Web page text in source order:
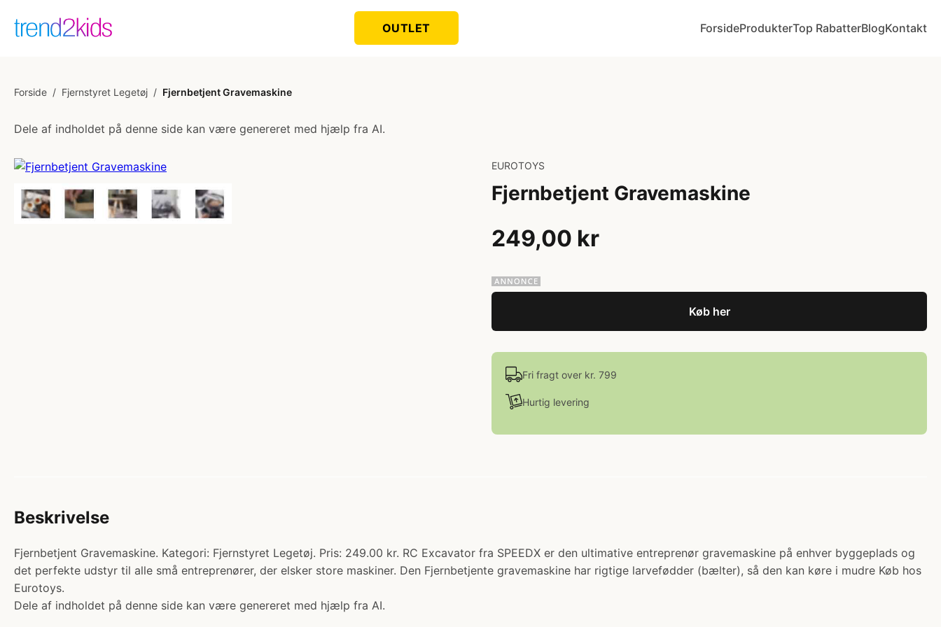
OUTLET ForsideProdukterTop RabatterBlogKontakt
Forside / Fjernstyret Legetøj / Fjernbetjent Gravemaskine
Dele af indholdet på denne side kan være genereret med hjælp fra AI.
EUROTOYS
Fjernbetjent Gravemaskine
249,00 kr
Køb her
Fri fragt over kr. 799
Hurtig levering
Beskrivelse
Fjernbetjent Gravemaskine. Kategori: Fjernstyret Legetøj. Pris: 249.00 kr. RC Excavator fra SPEEDX er den ultimative entreprenør gravemaskine på enhver byggeplads og
det perfekte udstyr til alle små entreprenører, der elsker store maskiner. Den Fjernbetjente gravemaskine har rigtige larvefødder (bælter), så den kan køre i mudre Køb hos
Eurotoys.
Dele af indholdet på denne side kan være genereret med hjælp fra AI.